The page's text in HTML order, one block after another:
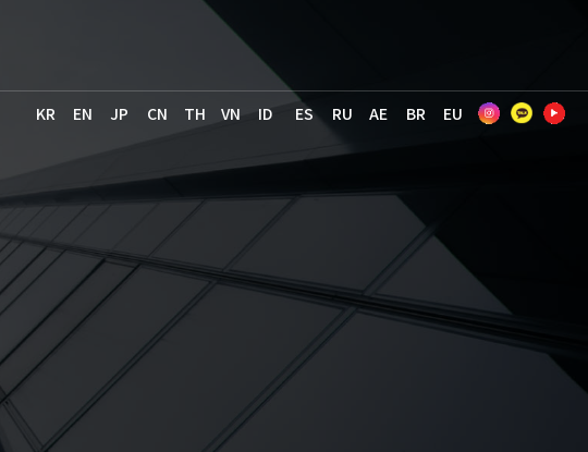
KR EN JP CN TH VN ID ES RU AE BR EU